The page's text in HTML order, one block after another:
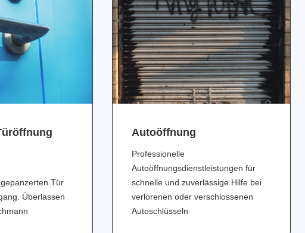
Tür
Überlassen
Аutoöffnung
Professionelle
Autoöffnungsdienstleistungen für
schnelle und zuverlässige Hilfe bei
verlorenen oder verschlossenen
Autoschlüsseln